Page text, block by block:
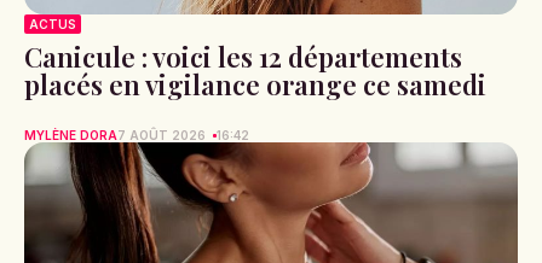
ACTUS
Canicule : voici les 12 départements
placés en vigilance orange ce samedi
MYLÈNE DORA7 AOÛT 2026 16:42